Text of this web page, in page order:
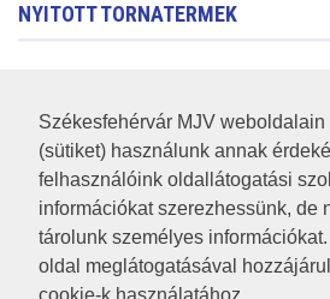
Székesfehérvár MJV weboldalain
(sütiket) használunk annak
felhasználóink oldallátogatási
információkat szerezhessünk, de
tárolunk személyes információkat.
oldal meglátogatásával
NYITOTT TORNATERMEK
RSS
A HONLAP 2017.03.31-I ÁLLAPOTA
JOGI NYILATKOZAT
IMPRESSZUM